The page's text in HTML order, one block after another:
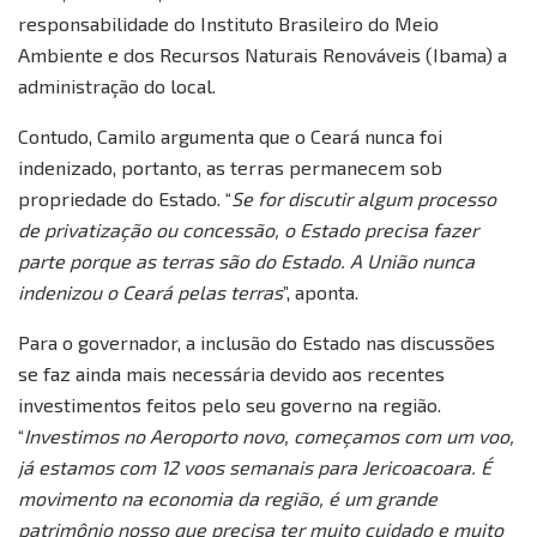
responsabilidade do Instituto Brasileiro do Meio
Ambiente e dos Recursos Naturais Renováveis (Ibama) a
administração do local.
Contudo, Camilo argumenta que o Ceará nunca foi
indenizado, portanto, as terras permanecem sob
propriedade do Estado. “Se for discutir algum processo
de privatização ou concessão, o Estado precisa fazer
parte porque as terras são do Estado. A União nunca
indenizou o Ceará pelas terras”, aponta.
Para o governador, a inclusão do Estado nas discussões
se faz ainda mais necessária devido aos recentes
investimentos feitos pelo seu governo na região.
“Investimos no Aeroporto novo, começamos com um voo,
já estamos com 12 voos semanais para Jericoacoara. É
movimento na economia da região, é um grande
patrimônio nosso que precisa ter muito cuidado e muito